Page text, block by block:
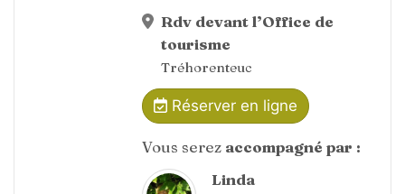
Rdv devant l’Office de
tourisme
Tréhorenteuc
Réserver en ligne
Vous serez accompagné par :
Linda